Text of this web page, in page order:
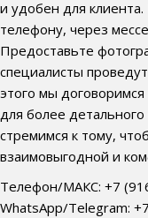
и удобен для
телефону, через
Предоставьте
специалисты
этого мы
для более
стремимся к тому,
взаимовыгодной и
Телефон/МАКС: +7
WhatsApp/Telegram: